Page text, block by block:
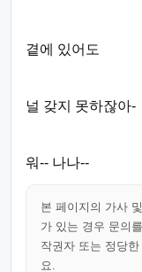
곁에 있어도
널 갖지 못하잖아-
워-- 나나--
본 페이지의 가사
가 있는 경우 문의
작권자 또는 정당
요.